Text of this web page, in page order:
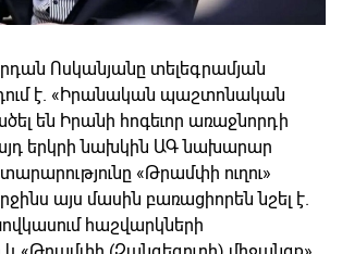
Ոսկանյանը տելեգրամյան
է. «Իրանական պաշտոնական
են Իրանի հոգեւոր առաջնորդի
երկրի նախկին ԱԳ նախարար
«Թրամփի ուղու»
այս մասին բառացիորեն նշել է.
հաշվարկների